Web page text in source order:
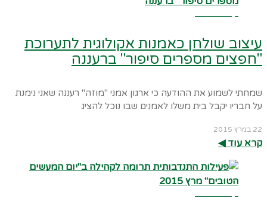
עיצוב שולחן כאמנות אקולוגית לתערוכת
"חפצים מספרים סיפור" ברעננה
שמחתי לשמוע את ההודעה כי ארגון אמני "מוזה" רעננה שאני נימנת
על חבריו יקבל בית משלו לאמנים שבו נוכל להציג
22 במרץ 2015
קרא עוד ◀︎